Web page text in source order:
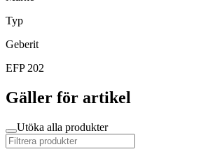
Typ
Geberit
EFP 202
Gäller för artikel
Utöka alla produkter